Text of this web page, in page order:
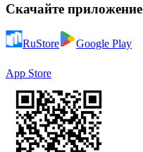
Скачайте приложение
RuStore Google Play
App Store